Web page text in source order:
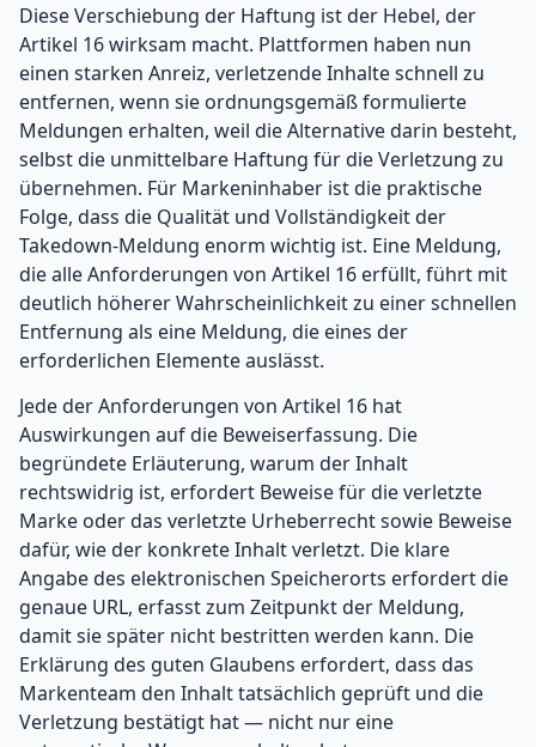
Diese Verschiebung der Haftung ist der Hebel, der
Artikel 16 wirksam macht. Plattformen haben nun
einen starken Anreiz, verletzende Inhalte schnell zu
entfernen, wenn sie ordnungsgemäß formulierte
Meldungen erhalten, weil die Alternative darin besteht,
selbst die unmittelbare Haftung für die Verletzung zu
übernehmen. Für Markeninhaber ist die praktische
Folge, dass die Qualität und Vollständigkeit der
Takedown-Meldung enorm wichtig ist. Eine Meldung,
die alle Anforderungen von Artikel 16 erfüllt, führt mit
deutlich höherer Wahrscheinlichkeit zu einer schnellen
Entfernung als eine Meldung, die eines der
erforderlichen Elemente auslässt.
Jede der Anforderungen von Artikel 16 hat
Auswirkungen auf die Beweiserfassung. Die
begründete Erläuterung, warum der Inhalt
rechtswidrig ist, erfordert Beweise für die verletzte
Marke oder das verletzte Urheberrecht sowie Beweise
dafür, wie der konkrete Inhalt verletzt. Die klare
Angabe des elektronischen Speicherorts erfordert die
genaue URL, erfasst zum Zeitpunkt der Meldung,
damit sie später nicht bestritten werden kann. Die
Erklärung des guten Glaubens erfordert, dass das
Markenteam den Inhalt tatsächlich geprüft und die
Verletzung bestätigt hat — nicht nur eine